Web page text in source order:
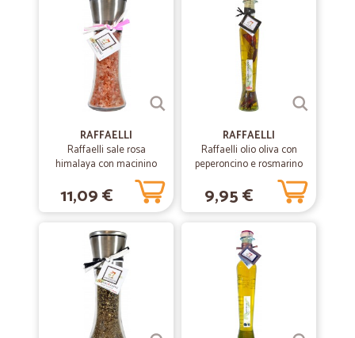
Tutto perfetto! Qualità e servizio.
—
sempre puntuali
sempre puntuali
12/11/2019
—Andrea M.
Tutto perfetto!
Tutto perfetto!
—Lorena D.
molto buona sia come informazioni e…
molto buona sia come informazioni e consegna merce
RAFFAELLI
Raffaelli sale rosa
himalaya con macinino
11,09 €
RAFFAELLI
Raffaelli olio oliva con
peperoncino e rosmarino
9,95 €